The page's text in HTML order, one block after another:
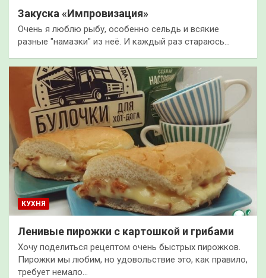
Закуска «Импровизация»
Очень я люблю рыбу, особенно сельдь и всякие
разные "намазки" из неё. И каждый раз стараюсь…
КУХНЯ
Ленивые пирожки с картошкой и грибами
Хочу поделиться рецептом очень быстрых пирожков.
Пирожки мы любим, но удовольствие это, как правило,
требует немало…